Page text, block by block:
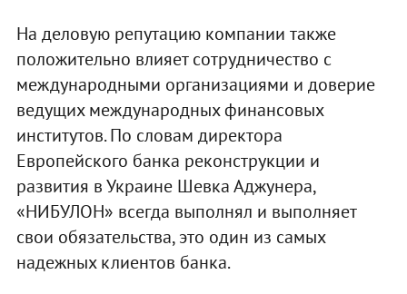
На деловую репутацию компании также
положительно влияет сотрудничество с
международными организациями и доверие
ведущих международных финансовых
институтов. По словам директора
Европейского банка реконструкции и
развития в Украине Шевка Аджунера,
«НИБУЛОН» всегда выполнял и выполняет
свои обязательства, это один из самых
надежных клиентов банка.